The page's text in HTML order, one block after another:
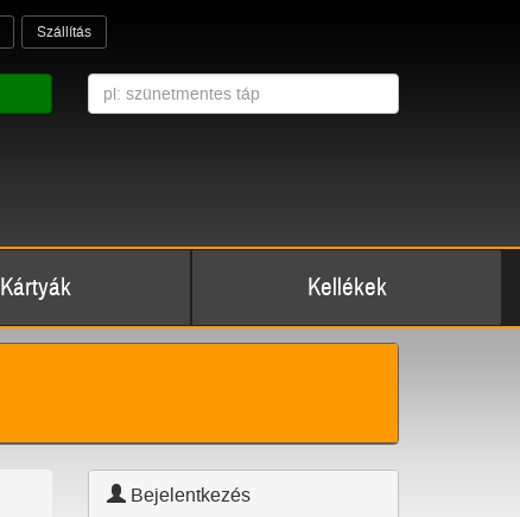
Szállítás
Kártyák Kellékek
Bejelentkezés